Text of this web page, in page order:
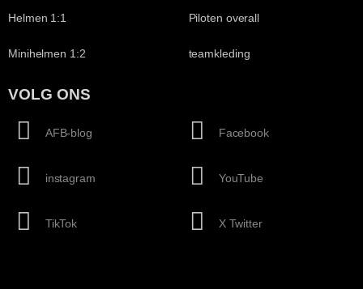
Helmen 1:1
Minihelmen 1:2
Piloten overall
teamkleding
VOLG ONS
AFB-blog
instagram
TikTok
Facebook
YouTube
X Twitter